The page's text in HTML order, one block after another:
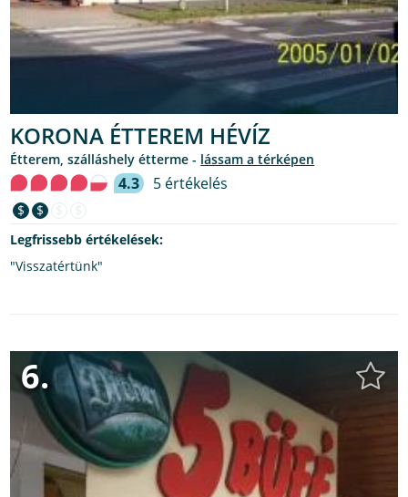
KORONA ÉTTEREM HÉVÍZ
étterem, szálláshely étterme - lássam a térképen
4.3 5 értékelés
$ $
Legfrissebb értékelések:
"Visszatértünk"
6.